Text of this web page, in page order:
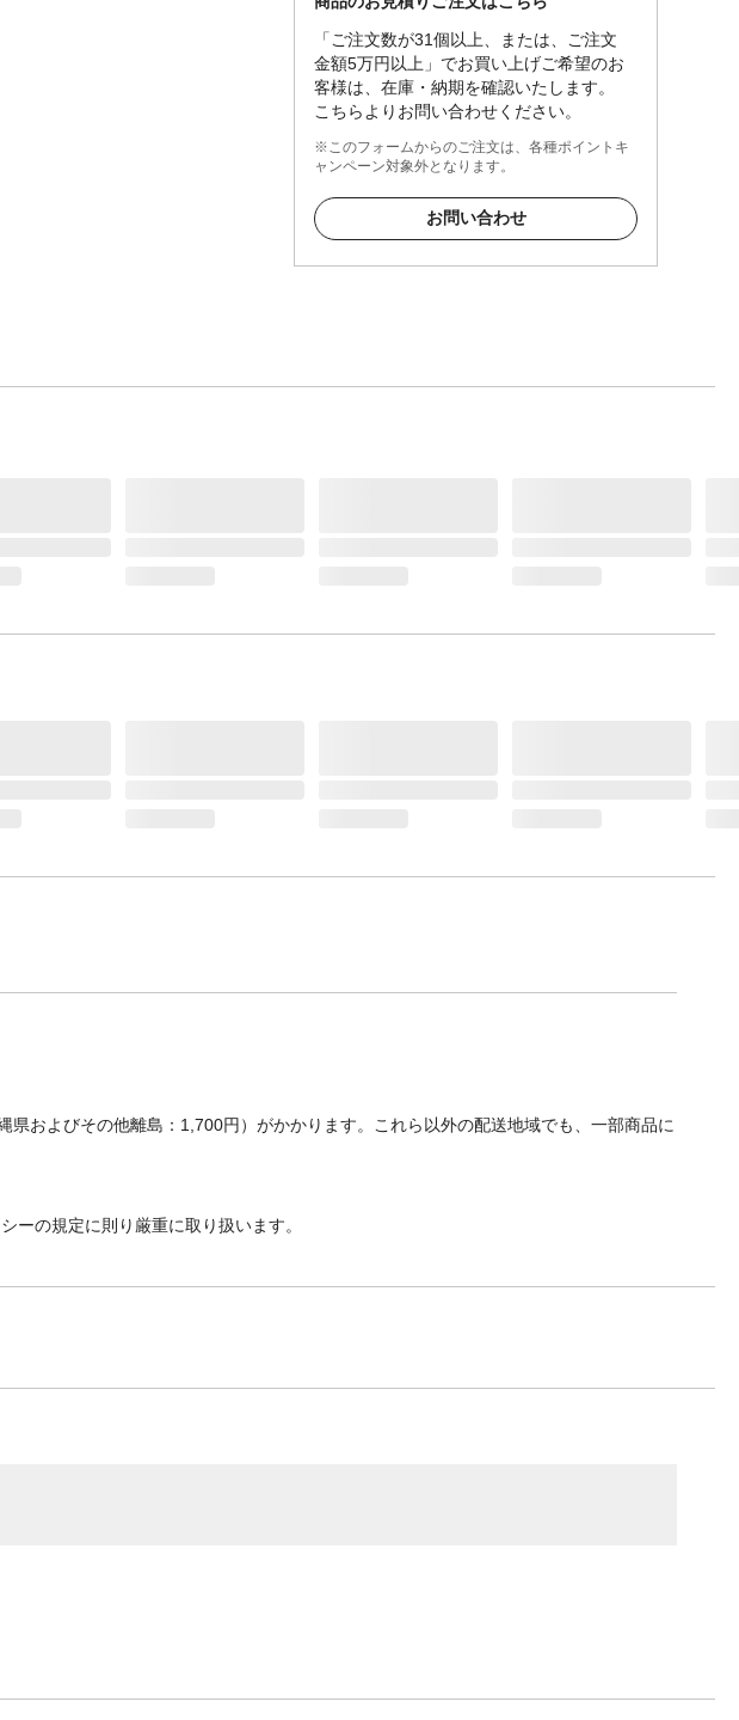
「ご注文数が31個以上、または、ご注文
金額5万円以上」でお買い上げご希望のお
客様は、在庫・納期を確認いたします。
こちらよりお問い合わせください。
※このフォームからのご注文は、各種ポイントキ
ャンペーン対象外となります。
お問い合わせ
およびその他離島：1,700円）がかかります。これら以外の配送地域でも、一部商品に
ーの規定に則り厳重に取り扱います。